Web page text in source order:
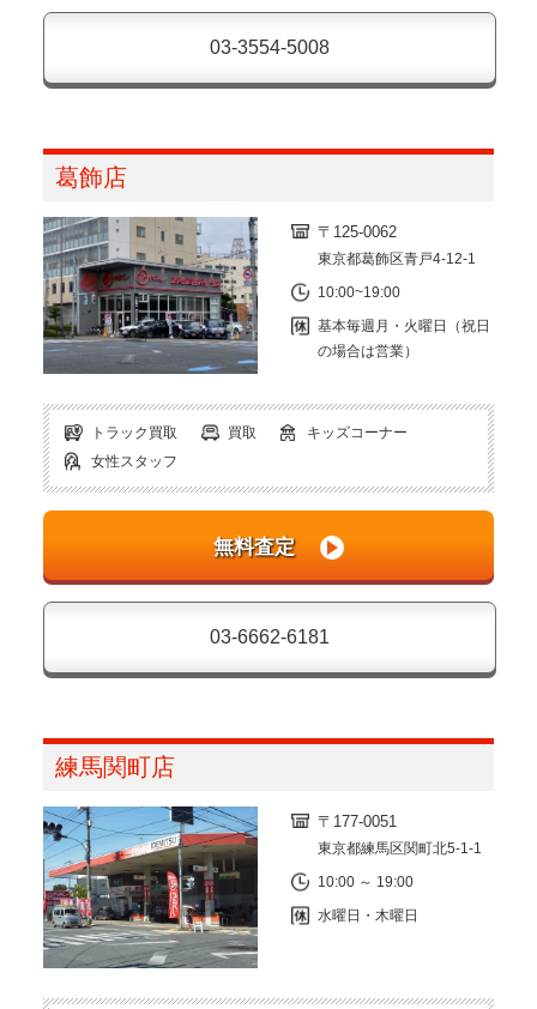
03-3554-5008
葛飾店
〒125-0062
東京都葛飾区青戸4-12-1
10:00~19:00
基本毎週月・火曜日（祝日
の場合は営業）
トラック買取 買取
キッズコーナー
女性スタッフ
03-6662-6181
練馬関町店
〒177-0051
東京都練馬区関町北5-1-1
10:00 ～ 19:00
水曜日・木曜日